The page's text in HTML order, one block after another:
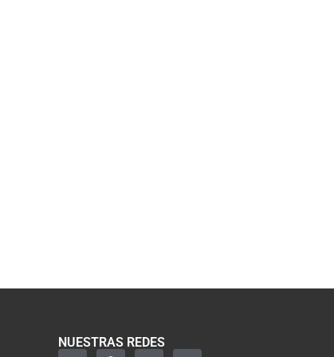
NUESTRAS REDES